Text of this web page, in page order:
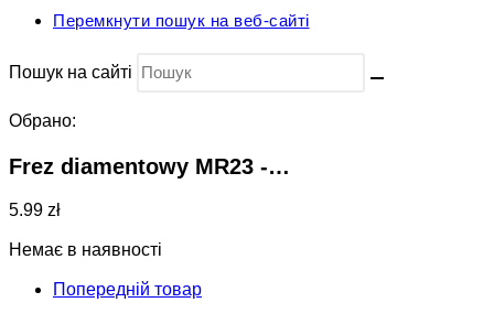
Перемкнути пошук на веб-сайті
Пошук на сайті
Обрано:
Frez diamentowy MR23 -…
5.99 zł
Немає в наявності
Попередній товар